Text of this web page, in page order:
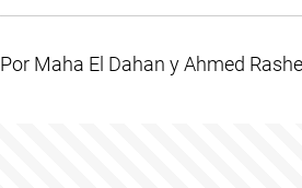
Por Maha El Dahan y Ahmed